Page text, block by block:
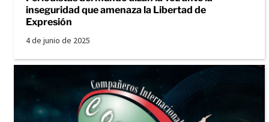
inseguridad que amenaza la Libertad de
Expresión
4 de junio de 2025